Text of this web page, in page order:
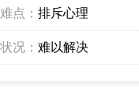
点： 排斥心理
况： 难以解决